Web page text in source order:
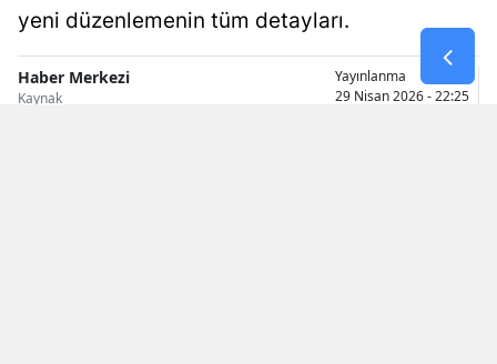
Muğla
yeni düzenlemenin tüm detayları.
Haber Merkezi
Kaynak
Yayınlanma
29 Nisan 2026 - 22:25